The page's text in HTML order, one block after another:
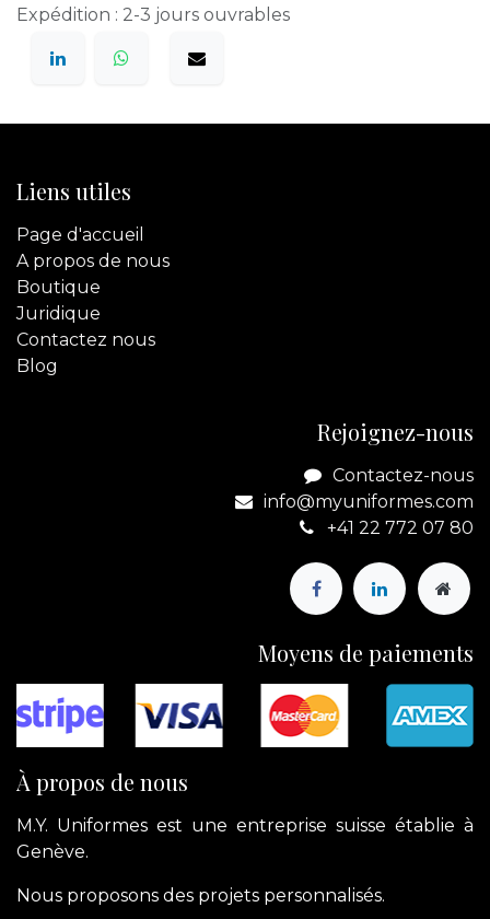
Expédition : 2-3 jours ouvrables
Liens utiles
Page d'accueil
A propos de nous
Boutique
Juridique
Contactez nous
Blog
Rejoignez-nous
Contactez-nous
info@myuniformes.com
+41 22 772 07 80
Moyens de paiements
À propos de nous
M.Y. Uniformes est une entreprise suisse établie à
Genève.
Nous proposons des projets personnalisés.